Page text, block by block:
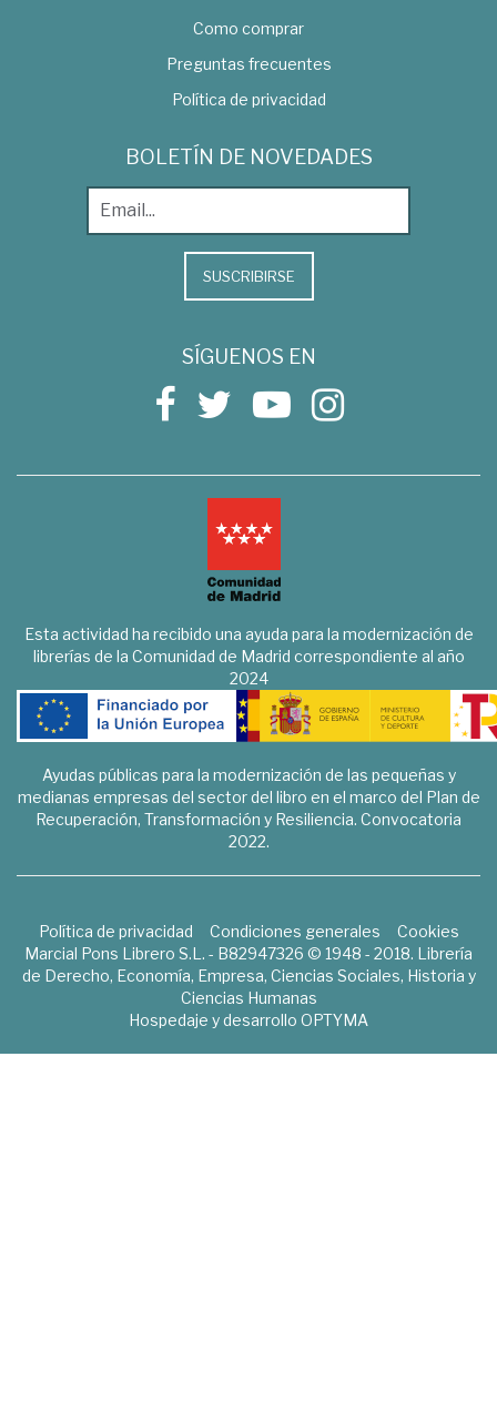
Como comprar
Preguntas frecuentes
Política de privacidad
BOLETÍN DE NOVEDADES
SUSCRIBIRSE
SÍGUENOS EN
Esta actividad ha recibido una ayuda para la modernización de
librerías de la Comunidad de Madrid correspondiente al año
2024
Ayudas públicas para la modernización de las pequeñas y
medianas empresas del sector del libro en el marco del Plan de
Recuperación, Transformación y Resiliencia. Convocatoria
2022.
Política de privacidad Condiciones generales
Cookies
Marcial Pons Librero S.L. - B82947326 © 1948 - 2018. Librería
de Derecho, Economía, Empresa, Ciencias Sociales, Historia y
Ciencias Humanas
Hospedaje y desarrollo OPTYMA